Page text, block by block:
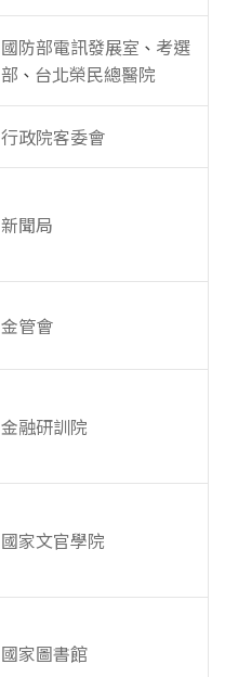
國防部電訊發展室 、 考選
部 、 台北榮民總醫院
行政院客委會
新聞局
金管會
金融研訓院
國家文官學院
國家圖書館